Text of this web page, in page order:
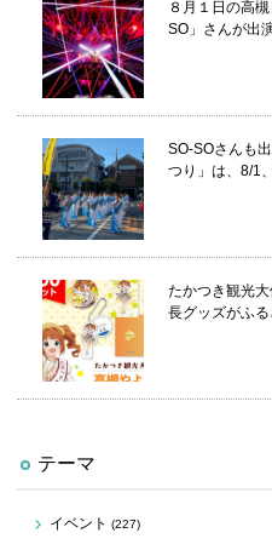
８月１日の高
SO」さんが出
SO-SOさんも
つり」は、8/1
たかつき観光
長グッズがふ
テーマ
イベント (227)